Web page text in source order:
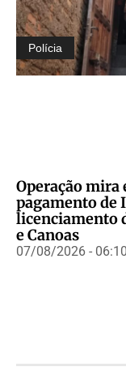
Polícia
Operação mira
pagamento de
licenciamento
e Canoas
07/08/2026 - 06:10